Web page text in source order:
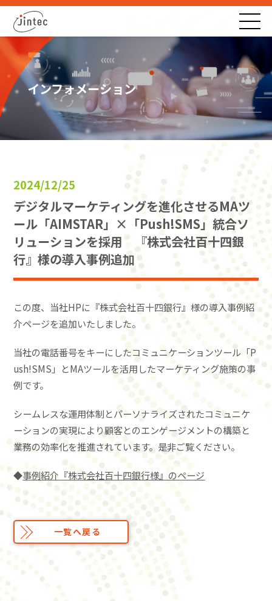
インフォメーション
2024/12/25
デジタルマーケティングを進化させるMAツ
ール「AIMSTAR」×「Push!SMS」統合ソ
リューションを採用 『株式会社百十四銀
行』様の導入事例追加
この度、当社HPに『株式会社百十四銀行』様の導入事例紹
介ページを追加いたしました。
当社の電話番号をキーにしたコミュニケーションツール「P
ush!SMS」とMAツールを活用したマーケティング施策の事
例です。
シームレスな運用体制とパーソナライズされたコミュニケ
ーションの実現により顧客とのエンゲージメントの構築と
業務の効率化を推進されています。是非ご覧ください。
◆事例紹介『株式会社百十四銀行様』のページ
一覧へ戻る